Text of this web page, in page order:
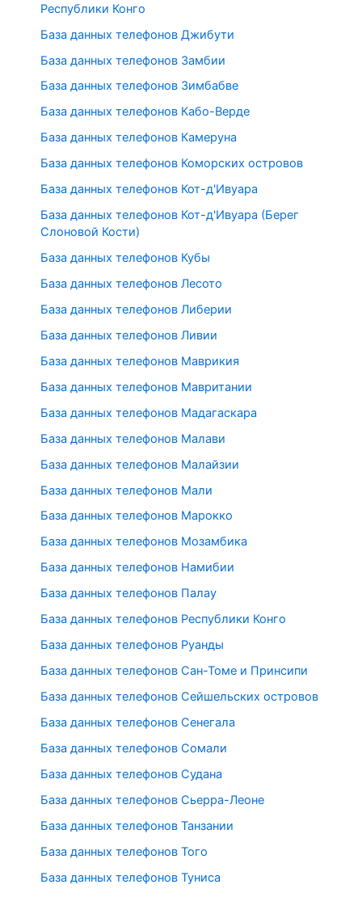
Республики Конго
База данных телефонов Джибути
База данных телефонов Замбии
База данных телефонов Зимбабве
База данных телефонов Кабо-Верде
База данных телефонов Камеруна
База данных телефонов Коморских островов
База данных телефонов Кот-д'Ивуара
База данных телефонов Кот-д'Ивуара (Берег
Слоновой Кости)
База данных телефонов Кубы
База данных телефонов Лесото
База данных телефонов Либерии
База данных телефонов Ливии
База данных телефонов Маврикия
База данных телефонов Мавритании
База данных телефонов Мадагаскара
База данных телефонов Малави
База данных телефонов Малайзии
База данных телефонов Мали
База данных телефонов Марокко
База данных телефонов Мозамбика
База данных телефонов Намибии
База данных телефонов Палау
База данных телефонов Республики Конго
База данных телефонов Руанды
База данных телефонов Сан-Томе и Принсипи
База данных телефонов Сейшельских островов
База данных телефонов Сенегала
База данных телефонов Сомали
База данных телефонов Судана
База данных телефонов Сьерра-Леоне
База данных телефонов Танзании
База данных телефонов Того
База данных телефонов Туниса